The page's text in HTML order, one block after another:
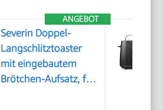
ANGEBOT
Severin Doppel-
Langschlitztoaster
mit eingebautem
Brötchen-Aufsatz, für